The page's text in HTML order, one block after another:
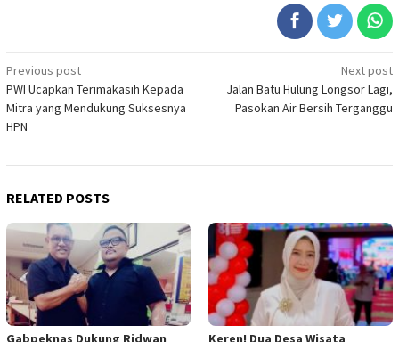
Post
navigation
Previous post
PWI Ucapkan Terimakasih Kepada
Mitra yang Mendukung Suksesnya
HPN
Next post
Jalan Batu Hulung Longsor Lagi,
Pasokan Air Bersih Terganggu
RELATED POSTS
Gabpeknas Dukung Ridwan Keren! Dua Desa Wisata